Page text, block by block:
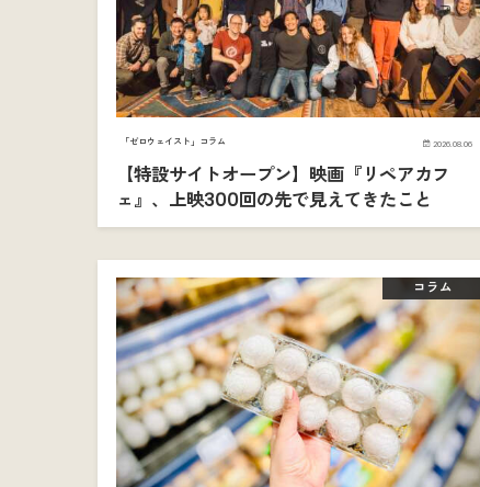
「ゼロウェイスト」コラム 2026.08.06
【特設サイトオープン】映画『リペアカフ
ェ』、上映300回の先で見えてきたこと
コラム